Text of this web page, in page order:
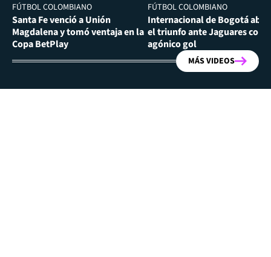
FÚTBOL COLOMBIANO
Santa Fe venció a Unión
Magdalena y tomó ventaja en la
Copa BetPlay
FÚTBOL COLOMBIANO
Internacional de Bogotá
el triunfo ante Jaguares con
agónico gol
MÁS VIDEOS